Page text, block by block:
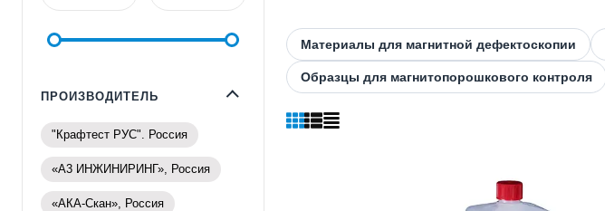
Материалы для магнитной дефектоскопии
Образцы для магнитопорошкового контроля
ПРОИЗВОДИТЕЛЬ
"Крафтест РУС". Россия
«А3 ИНЖИНИРИНГ», Россия
«АКА-Скан», Россия